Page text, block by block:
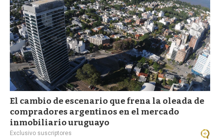
El cambio de escenario que frena la oleada de
compradores argentinos en el mercado
inmobiliario uruguayo
Exclusivo suscriptores